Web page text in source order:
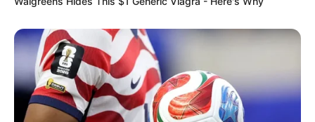
Saman.
Baca juga:4 Lokasi Ini Dikaitkan dengan Tanda Kiamat,
Ada Danau Tiberias & Segitiga Bermuda
Tari Ratoh Jaroe ditampilkan dalam penyambutan
tamu penting dari luar Aceh atau dari luar negeri